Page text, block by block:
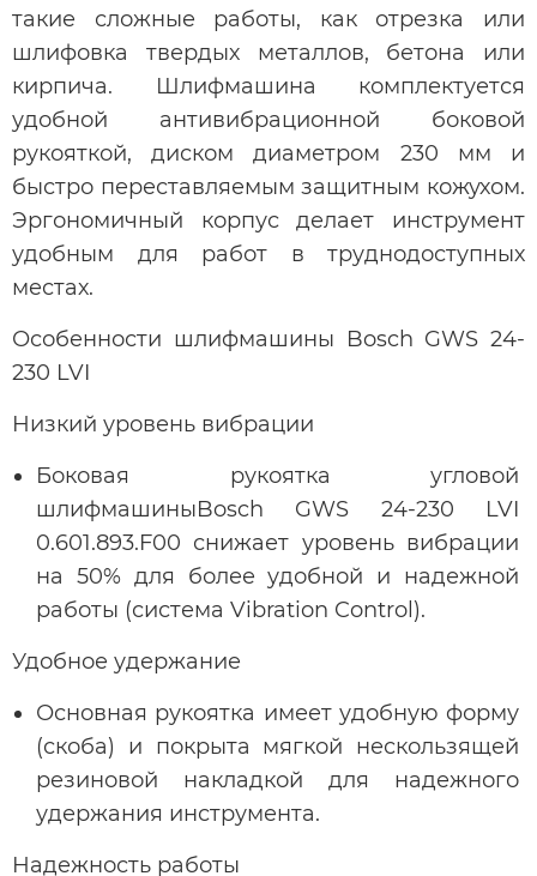
такие сложные работы, как отрезка или
шлифовка твердых металлов, бетона или
кирпича. Шлифмашина комплектуется
удобной антивибрационной боковой
рукояткой, диском диаметром 230 мм и
быстро переставляемым защитным кожухом.
Эргономичный корпус делает инструмент
удобным для работ в труднодоступных
местах.
Особенности шлифмашины Bosch GWS 24-
230 LVI
Низкий уровень вибрации
Боковая рукоятка угловой
шлифмашиныBosch GWS 24-230 LVI
0.601.893.F00 снижает уровень вибрации
на 50% для более удобной и надежной
работы (система Vibration Control).
Удобное удержание
Основная рукоятка имеет удобную форму
(скоба) и покрыта мягкой нескользящей
резиновой накладкой для надежного
удержания инструмента.
Надежность работы